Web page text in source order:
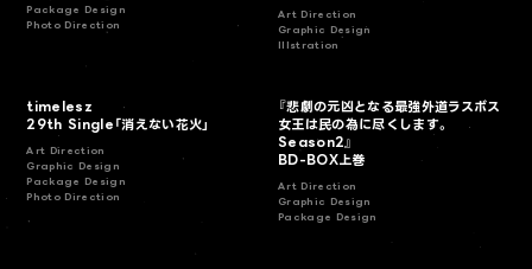
Package Design
Photo Direction
Art Direction
Graphic Design
Illstration
timelesz
29th Single「消えない花火」
Art Direction
Graphic Design
Package Design
Photo Direction
『悲劇の元凶となる最強外道ラスボス
女王は民の為に尽くします。
Season2』
BD-BOX上巻
Art Direction
Graphic Design
Package Design